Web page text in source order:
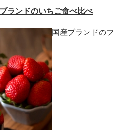
ランドのいちご食べ比べ
国産ブランドのフ